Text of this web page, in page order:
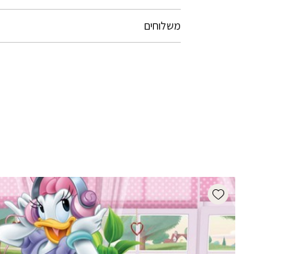
משלוחים
Add wishlist